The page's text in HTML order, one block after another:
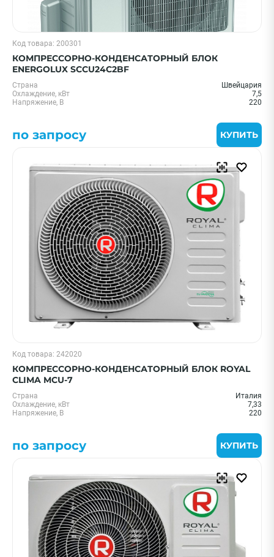
Код товара: 200301
КОМПРЕССОРНО-КОНДЕНСАТОРНЫЙ БЛОК
ENERGOLUX SCCU24C2BF
Страна
Швейцария
Охлаждение, кВт
7,5
Напряжение, В
220
по запросу КУПИТЬ
Код товара: 242020
КОМПРЕССОРНО-КОНДЕНСАТОРНЫЙ БЛОК ROYAL
CLIMA MCU-7
Страна
Италия
Охлаждение, кВт
7,33
Напряжение, В
220
по запросу КУПИТЬ